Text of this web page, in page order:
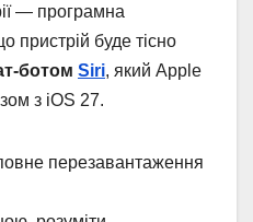
— програмна
пристрій буде тісно
ботом Siri, який Apple
з iOS 27.
перезавантаження